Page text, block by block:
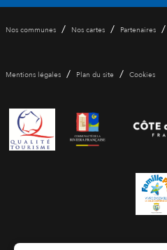
Nos communes / Nos cartes / Partenaires /
Mentions légales / Plan du site / Cookies